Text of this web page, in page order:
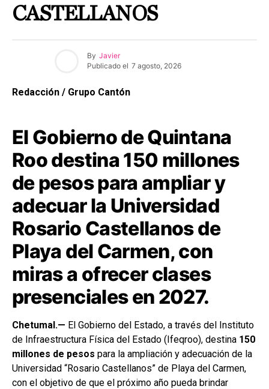
CASTELLANOS
By Javier
Publicado el 7 agosto, 2026
Redacción / Grupo Cantón
El Gobierno de Quintana
Roo destina 150 millones
de pesos para ampliar y
adecuar la Universidad
Rosario Castellanos de
Playa del Carmen, con
miras a ofrecer clases
presenciales en 2027.
Chetumal.— El Gobierno del Estado, a través del Instituto
de Infraestructura Física del Estado (Ifeqroo), destina 150
millones de pesos para la ampliación y adecuación de la
Universidad “Rosario Castellanos” de Playa del Carmen,
con el objetivo de que el próximo año pueda brindar